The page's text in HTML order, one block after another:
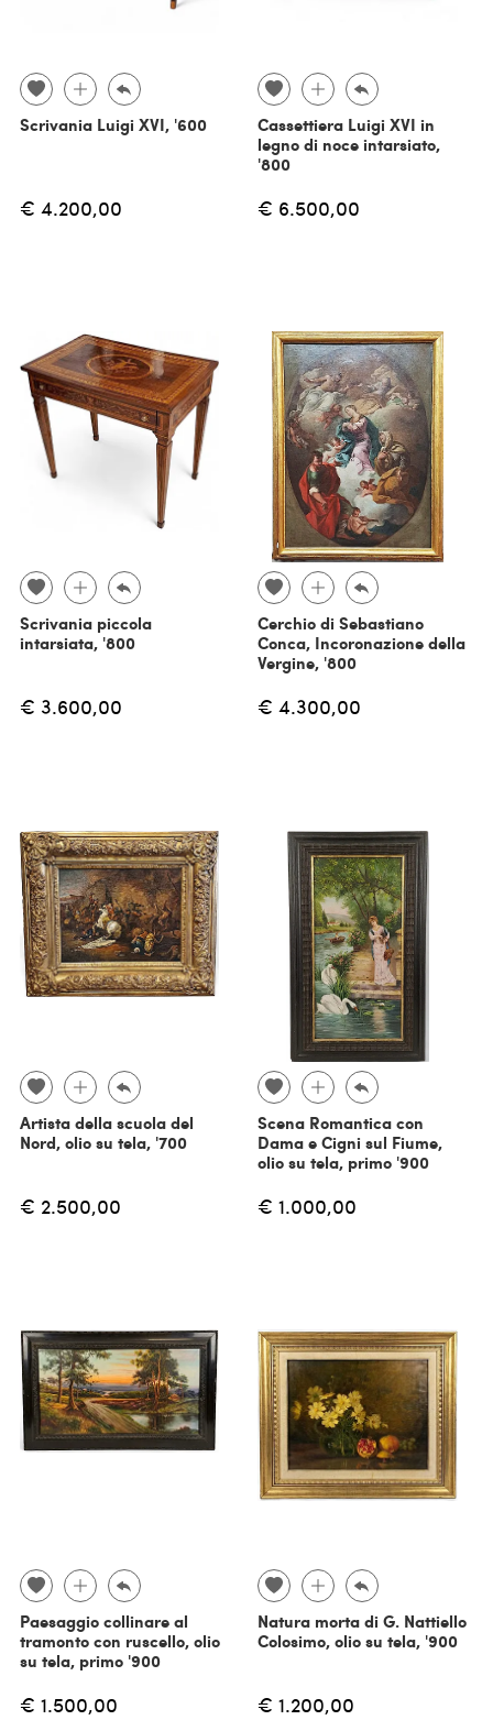
Scrivania Luigi XVI, '600
€ 4.200,00
Cassettiera Luigi XVI in
legno di noce intarsiato,
'800
€ 6.500,00
Scrivania piccola
intarsiata, '800
€ 3.600,00
Cerchio di Sebastiano
Conca, Incoronazione della
Vergine, '800
€ 4.300,00
Artista della scuola del
Nord, olio su tela, '700
€ 2.500,00
Scena Romantica con
Dama e Cigni sul Fiume,
olio su tela, primo '900
€ 1.000,00
Paesaggio collinare al
tramonto con ruscello, olio
su tela, primo '900
€ 1.500,00
Natura morta di G. Nattiello
Colosimo, olio su tela, '900
€ 1.200,00